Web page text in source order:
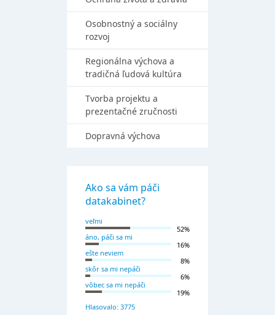
Osobnostný a sociálny
rozvoj
Regionálna výchova a
tradičná ľudová kultúra
Tvorba projektu a
prezentačné zručnosti
Dopravná výchova
Ako sa vám páči
datakabinet?
veľmi
52%
áno, páči sa mi
16%
ešte neviem
8%
skôr sa mi nepáči
6%
vôbec sa mi nepáči
19%
Hlasovalo: 3775